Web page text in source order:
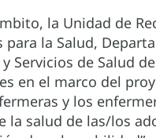
la Unidad de
para la Salud,
Servicios de Salud
en el marco del
y los
la salud de las/los